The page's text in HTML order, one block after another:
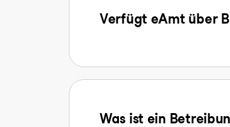
Verfügt eAmt über
Was ist ein